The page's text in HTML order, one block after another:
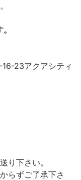
23アクアシティ
り下さい。
らずご了承下さ